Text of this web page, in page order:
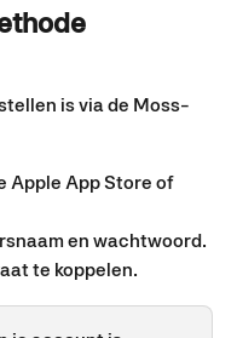
is via de Moss-
Apple App Store of
en wachtwoord.
te koppelen.